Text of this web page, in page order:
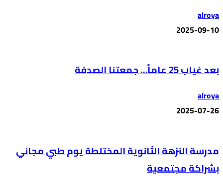
alroya
2025-09-10
بعد غياب 25 عاماً… جمعتنا الصدفة
alroya
2025-07-26
مدرسة النزهة الثانوية المختلطة يوم طبي مجاني
بشراكة مجتمعية